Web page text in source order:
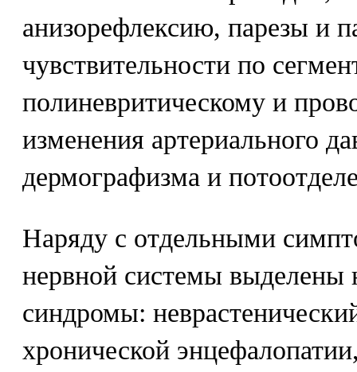
анизорефлексию, парезы и
чувствительности по
полиневритическому и
изменения артериального
дермографизма и
Наряду с отдельными
нервной системы выделены
синдромы:
хронической